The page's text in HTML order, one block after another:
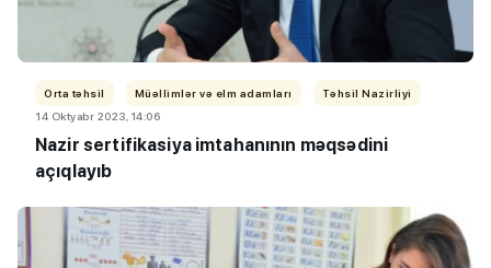
Orta təhsil Müəllimlər və elm adamları
Təhsil Nazirliyi
14 Oktyabr 2023, 14:06
Nazir sertifikasiya imtahanının məqsədini
açıqlayıb